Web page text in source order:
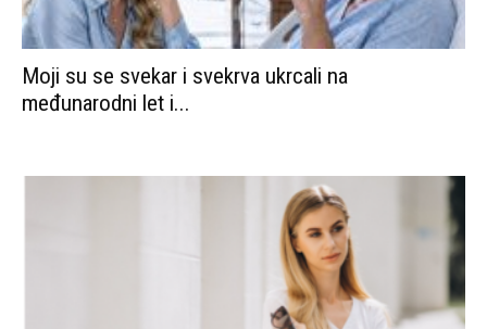
Moji su se svekar i svekrva ukrcali na
međunarodni let i...